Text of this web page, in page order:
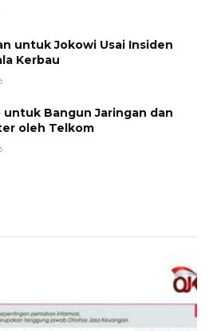
untuk Jokowi Usai Insiden
Kerbau
untuk Bangun Jaringan dan
oleh Telkom